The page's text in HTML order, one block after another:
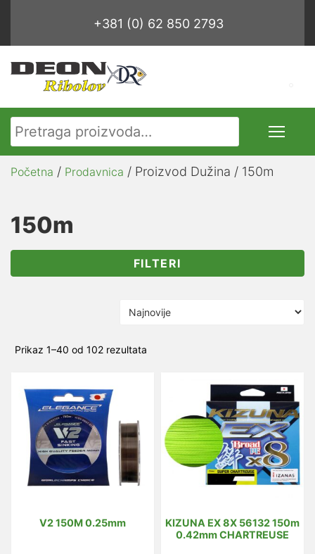
+381 (0) 62 850 2793
Pretraga za:
Početna / Prodavnica / Proizvod Dužina / 150m
150m
FILTERI
Prikaz 1–40 od 102 rezultata
V2 150M 0.25mm
KIZUNA EX 8X 56132 150m
0.42mm CHARTREUSE